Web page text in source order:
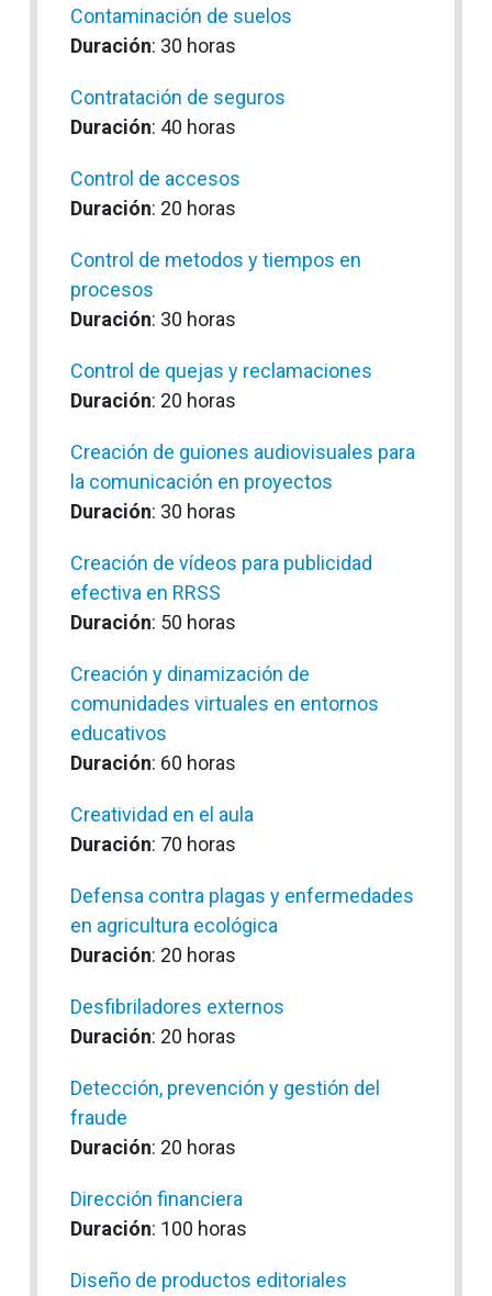
Contaminación de suelos
Duración: 30 horas
Contratación de seguros
Duración: 40 horas
Control de accesos
Duración: 20 horas
Control de metodos y tiempos en
procesos
Duración: 30 horas
Control de quejas y reclamaciones
Duración: 20 horas
Creación de guiones audiovisuales para
la comunicación en proyectos
Duración: 30 horas
Creación de vídeos para publicidad
efectiva en RRSS
Duración: 50 horas
Creación y dinamización de
comunidades virtuales en entornos
educativos
Duración: 60 horas
Creatividad en el aula
Duración: 70 horas
Defensa contra plagas y enfermedades
en agricultura ecológica
Duración: 20 horas
Desfibriladores externos
Duración: 20 horas
Detección, prevención y gestión del
fraude
Duración: 20 horas
Dirección financiera
Duración: 100 horas
Diseño de productos editoriales